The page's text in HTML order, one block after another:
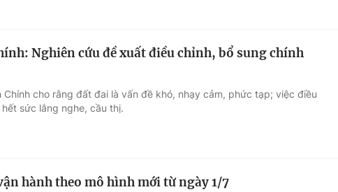
Nghiên cứu đề xuất điều chỉnh, bổ sung chính
Chính cho rằng đất đai là vấn đề khó, nhạy cảm, phức tạp; việc điều
sức lắng nghe, cầu thị.
hành theo mô hình mới từ ngày 1/7